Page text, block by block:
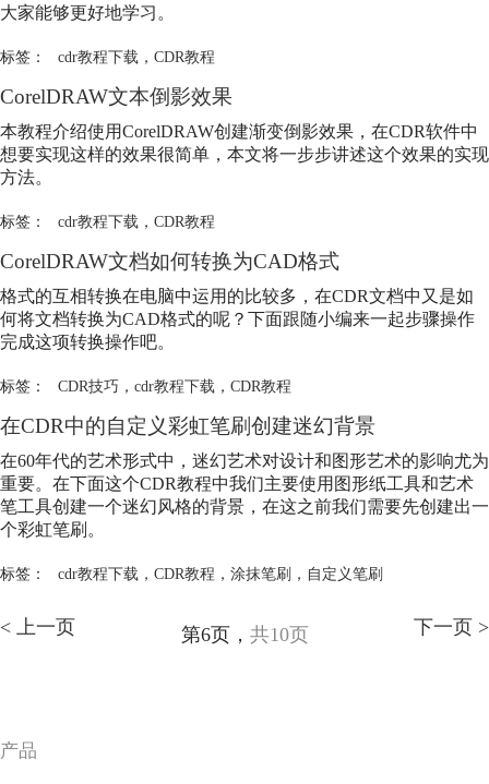
大家能够更好地学习。
标签： cdr教程下载 ， CDR教程
CorelDRAW文本倒影效果
本教程介绍使用CorelDRAW创建渐变倒影效果，在CDR软件中
想要实现这样的效果很简单，本文将一步步讲述这个效果的实现
方法。
标签： cdr教程下载 ， CDR教程
CorelDRAW文档如何转换为CAD格式
格式的互相转换在电脑中运用的比较多，在CDR文档中又是如
何将文档转换为CAD格式的呢？下面跟随小编来一起步骤操作
完成这项转换操作吧。
标签： CDR技巧， cdr教程下载 ， CDR教程
在CDR中的自定义彩虹笔刷创建迷幻背景
在60年代的艺术形式中，迷幻艺术对设计和图形艺术的影响尤为
重要。在下面这个CDR教程中我们主要使用图形纸工具和艺术
笔工具创建一个迷幻风格的背景，在这之前我们需要先创建出一
个彩虹笔刷。
标签： cdr教程下载 ， CDR教程 ， 涂抹笔刷 ， 自定义笔刷
< 上一页 第6页， 共10页 下一页 >
产品